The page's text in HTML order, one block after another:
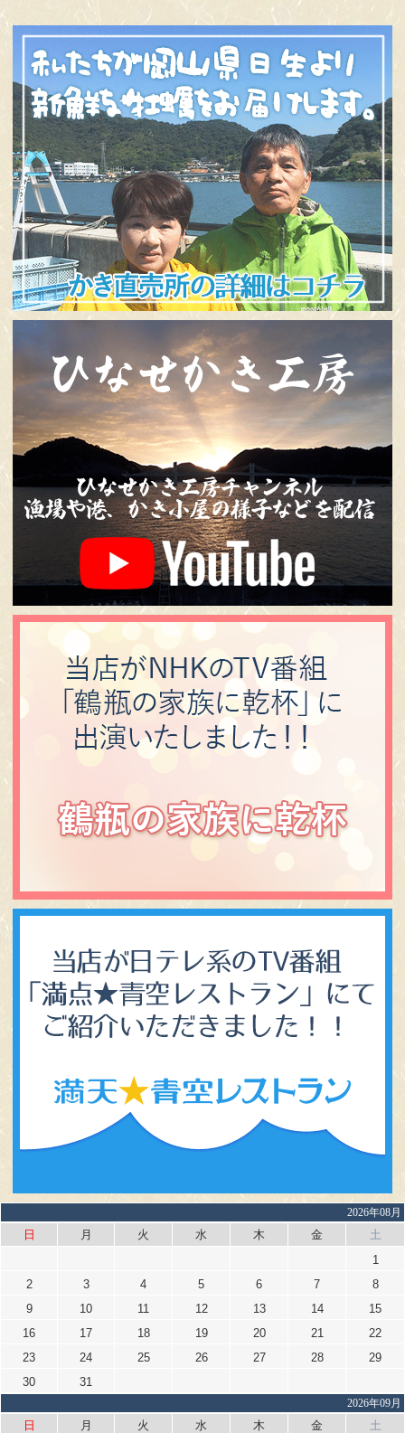
2026年08月
日 月 火 水 木 金
土
1
2
3 4 5 6 7
8
9
10 11 12 13 14
15
16
17 18 19 20 21
22
23
24 25 26 27 28
29
30
31
2026年09月
日 月 火 水 木 金
土